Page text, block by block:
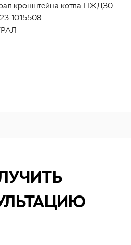
кронштейна котла ПЖД30
1015508